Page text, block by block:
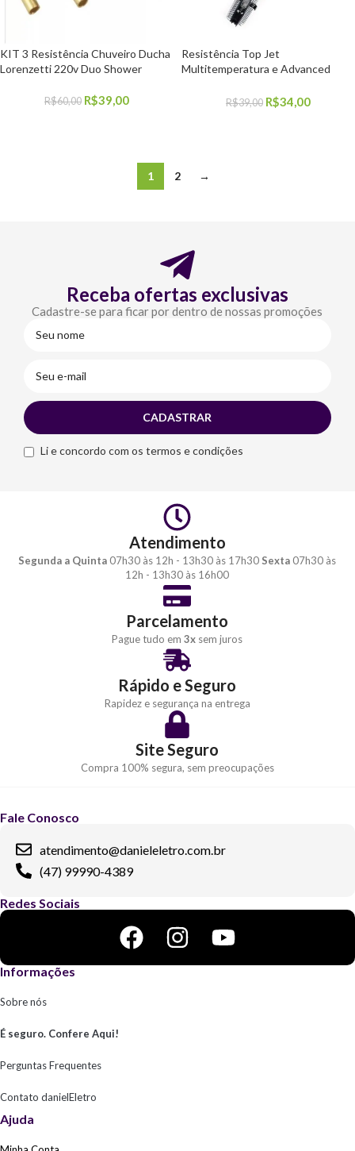
KIT 3 Resistência Chuveiro Ducha
Lorenzetti 220v Duo Shower
R$60,00 R$39,00
Resistência Top Jet
Multitemperatura e Advanced
R$39,00 R$34,00
1 2 →
Receba ofertas exclusivas
Cadastre-se para ficar por dentro de nossas promoções
Li e concordo com os termos e condições
Atendimento
Segunda a Quinta 07h30 às 12h - 13h30 às 17h30 Sexta 07h30 às
12h - 13h30 às 16h00
Parcelamento
Pague tudo em3x sem juros
Rápido e Seguro
Rapidez e segurança na entrega
Site Seguro
Compra 100% segura, sem preocupações
Fale Conosco
atendimento@danieleletro.com.br
(47) 99990-4389
Redes Sociais
Informações
Sobre nós
É seguro. Confere Aqui!
Perguntas Frequentes
Contato danielEletro
Ajuda